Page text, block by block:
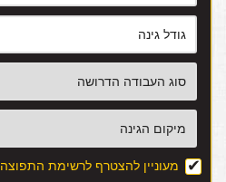
מעוניין להצטרף לרשימת התפוצה